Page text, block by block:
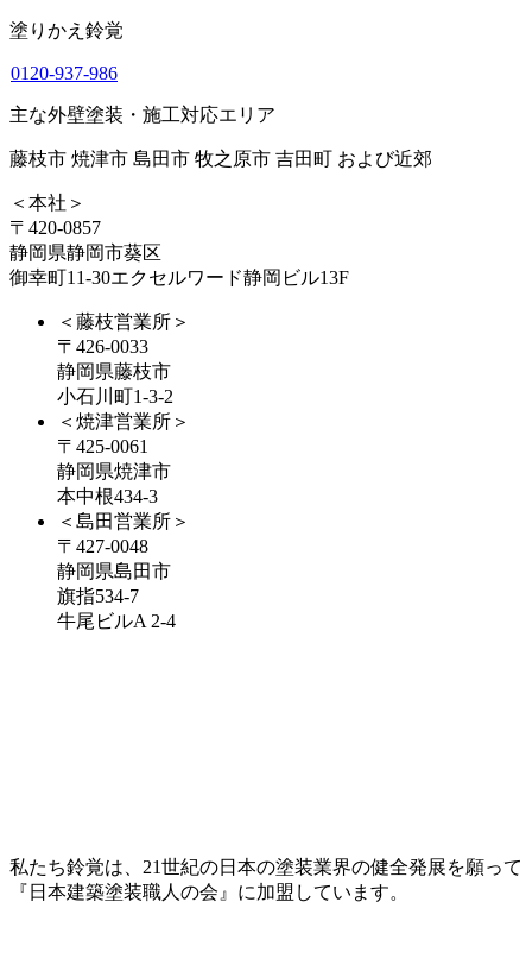
塗りかえ鈴覚
0120-937-986
主な外壁塗装・施工対応エリア
藤枝市 焼津市 島田市 牧之原市 吉田町 および近郊
＜本社＞
〒420-0857
静岡県静岡市葵区
御幸町11-30エクセルワード静岡ビル13F
＜藤枝営業所＞
〒426-0033
静岡県藤枝市
小石川町1-3-2
＜焼津営業所＞
〒425-0061
静岡県焼津市
本中根434-3
＜島田営業所＞
〒427-0048
静岡県島田市
旗指534-7
牛尾ビルA 2-4
私たち鈴覚は、21世紀の日本の塗装業界の健全発展を願って
『日本建築塗装職人の会』に加盟しています。